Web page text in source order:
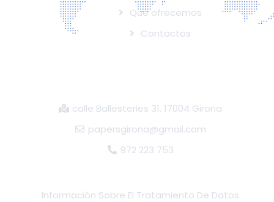
Que ofrecemos
Contactos
calle Ballesteries 31. 17004 Girona
papersgirona@gmail.com
972 223 753
Información Sobre El Tratamiento De Datos